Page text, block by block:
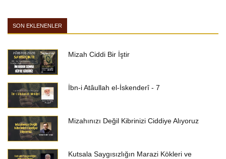
SON EKLENENLER
Mizah Ciddi Bir İştir
İbn-i Atâullah el-İskenderî - 7
Mizahınızı Değil Kibrinizi Ciddiye Alıyoruz
Kutsala Saygısızlığın Marazi Kökleri ve